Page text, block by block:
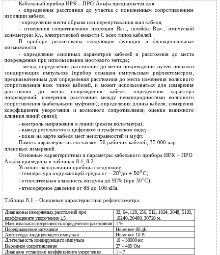
Кабельный прибор ИРК – ПРО Альфа предназначен для:
- определения расстояния до участка с пониженным сопротивлением
изоляции кабеля;
- определения места обрыва или перепутывания жил кабеля;
- измерения сопротивления изоляции Rиз , шлейфа Rшл , омической
асимметрии R А
, электрической емкости С всех типов кабелей.
В приборе реализованы следующие функции и функциональные
возможности:
- определение основных параметров кабелей и расстояния до места
повреждения при использовании мостового метода;
- метод определения расстояния до места повреждения путем посылки
зондирующих импульсов (прибор оснащен импульсным рефлектометром,
предназначенным для определения расстояния до места изменения волнового
сопротивления всех типов кабелей, и может использоваться для измерения
расстояния до места повреждения кабеля; определения характера
повреждений; измерения расстояния между неоднородностями волнового
сопротивления (кабельными муфтами); определения длины кабеля; измерения
коэффициента укорочения и волнового сопротивления; оценки взаимного
влияния линий связи);
- контроль напряжения в линии (режим вольтметра);
- вывод результатов в цифровом и графическом виде;
- показ на карте кабеля мест неисправностей и муфт.
Память характеристик составляет 50 рабочих кабелей, 35 000 пар
плановых измерений.
Основные характеристики и параметры кабельного прибора ИРК – ПРО
Альфа приведены в таблицах 8.1, 8.2.
Условия эксплуатации прибора следующие:
- температура окружающей среды от – 200до + 500С;
- относительная влажность воздуха до 90% (при 300С);
- атмосферное давление от 86 до 106 кПа.
Таблица 8.1 – Основные характеристики рефлектометра
Диапазоны измеряемых расстояний при
32, 64, 128, 256, 512, 1024, 2048, 5120,
коэффициенте укорочения 1,5
10240, 20480, 30720 м.
Максимальная погрешность определения расстояния
1 %
Перекрываемое затухание
Не менее 80 дБ
Амплитуда зондирующего импульса
Не менее 10 В
Длительность зондирующего импульса 10 – 30000 нс
Выходное сопротивление
27 – 400 Ом
Диапазон установки коэффициента укорочения
1 – 7